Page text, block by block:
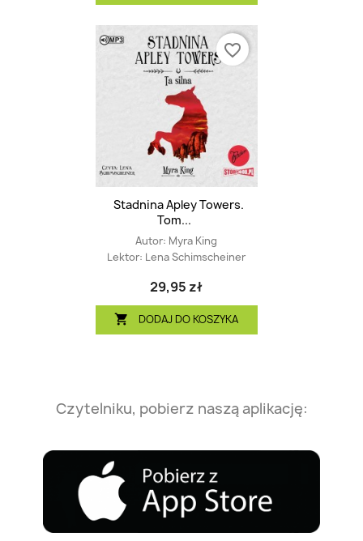
Stadnina Apley Towers.
Tom...
Autor: Myra King
Lektor: Lena Schimscheiner
29,95 zł
 DODAJ DO KOSZYKA
favorite_border
Czytelniku, pobierz naszą aplikację: